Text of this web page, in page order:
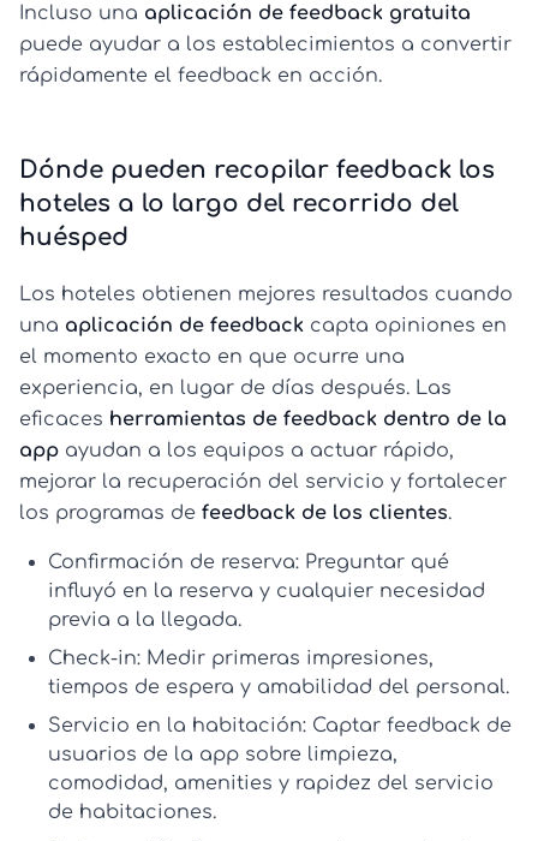
Incluso una aplicación de feedback gratuita
puede ayudar a los establecimientos a convertir
rápidamente el feedback en acción.
Dónde pueden recopilar feedback los
hoteles a lo largo del recorrido del
huésped
Los hoteles obtienen mejores resultados cuando
una aplicación de feedback capta opiniones en
el momento exacto en que ocurre una
experiencia, en lugar de días después. Las
eficaces herramientas de feedback dentro de la
app ayudan a los equipos a actuar rápido,
mejorar la recuperación del servicio y fortalecer
los programas de feedback de los clientes.
Confirmación de reserva: Preguntar qué
influyó en la reserva y cualquier necesidad
previa a la llegada.
Check-in: Medir primeras impresiones,
tiempos de espera y amabilidad del personal.
Servicio en la habitación: Captar feedback de
usuarios de la app sobre limpieza,
comodidad, amenities y rapidez del servicio
de habitaciones.